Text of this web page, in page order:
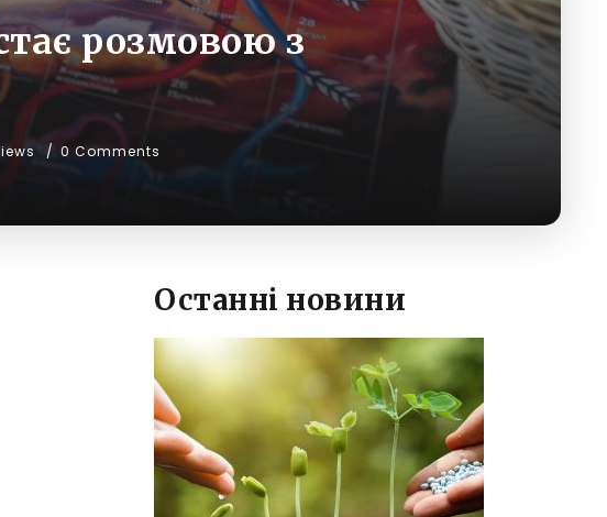
розмовою з
0 Comments
Останні новини